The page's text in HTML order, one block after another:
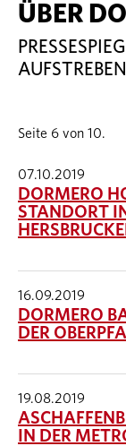
ÜBER
Seite 6 von 10.
07.10.2019
DORMERO
STANDORT
16.09.2019
DORMERO
DER
19.08.2019
IN DER